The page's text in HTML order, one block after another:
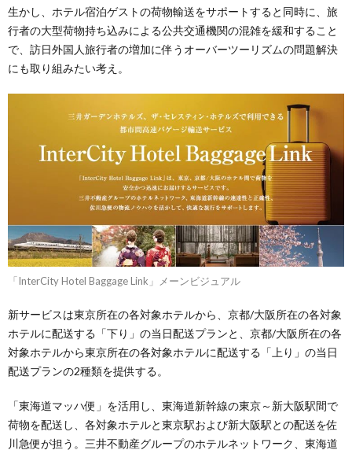
生かし、ホテル宿泊ゲストの荷物輸送をサポートすると同時に、旅
行者の大型荷物持ち込みによる公共交通機関の混雑を緩和すること
で、訪日外国人旅行者の増加に伴うオーバーツーリズムの問題解決
にも取り組みたい考え。
「InterCity Hotel Baggage Link」メーンビジュアル
新サービスは東京所在の各対象ホテルから、京都/大阪所在の各対象
ホテルに配送する「下り」の当日配送プランと、京都/大阪所在の各
対象ホテルから東京所在の各対象ホテルに配送する「上り」の当日
配送プランの2種類を提供する。
「東海道マッハ便」を活用し、東海道新幹線の東京～新大阪駅間で
荷物を配送し、各対象ホテルと東京駅および新大阪駅との配送を佐
川急便が担う。三井不動産グループのホテルネットワーク、東海道